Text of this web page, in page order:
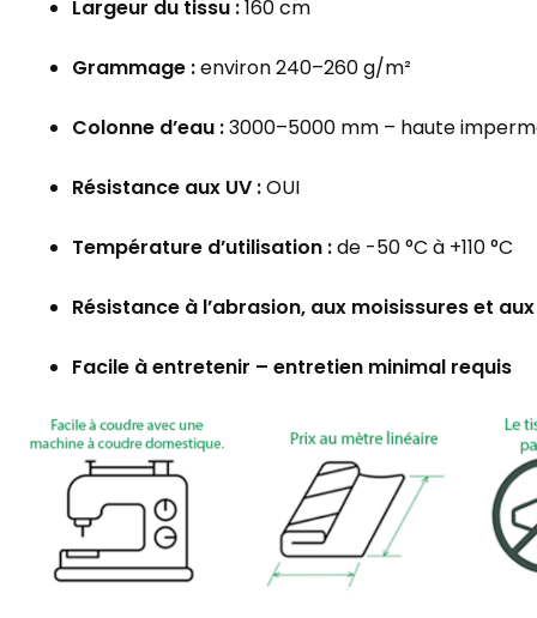
Largeur du tissu :160 cm
Grammage :environ 240–260 g/m²
Colonne d’eau :3000–5000 mm – haute
Résistance aux UV :OUI
Température d’utilisation :de -50 °C à +110 °C
Résistance à l’abrasion, aux moisissures et
Facile à entretenir – entretien minimal requis